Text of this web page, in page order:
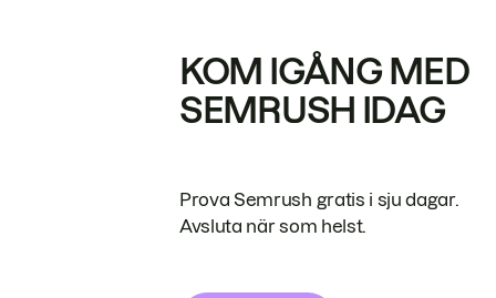
KOM IGÅNG MED
SEMRUSH IDAG
Prova Semrush gratis i sju dagar.
Avsluta när som helst.